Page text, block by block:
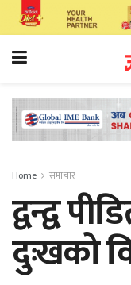
Home समाचार
द्वन्द्व
दुःखको